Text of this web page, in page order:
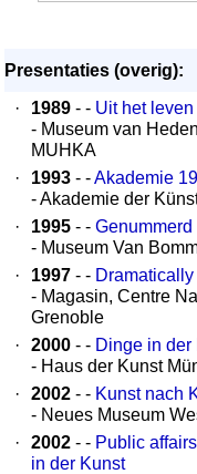
Presentaties (overig):
·
1989 - - Uit het
- Museum van
MUHKA
·
1993 - -Akademie
- Akademie der
·
1995 - -
- Museum Van
·
1997 - -
- Magasin, Centre
Grenoble
·
2000 - - Dinge in der
- Haus der Kunst
·
2002 - - Kunst nach
- Neues Museum
·
2002 - - Public
in der Kunst